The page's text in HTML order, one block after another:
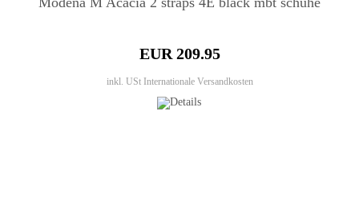
EUR 209.95
inkl. USt Internationale Versandkosten